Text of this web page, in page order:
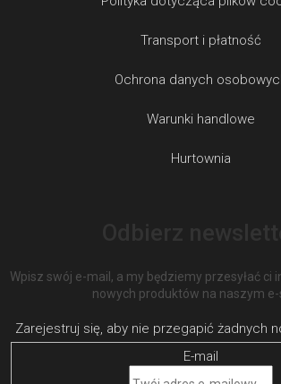
Transport i płatność
Ochrona danych
Warunki handlowe
Hurtownia
Wpisz swój e-mail, a my będziemy przesyłać
nowych produktów na naszym e-
E-mail